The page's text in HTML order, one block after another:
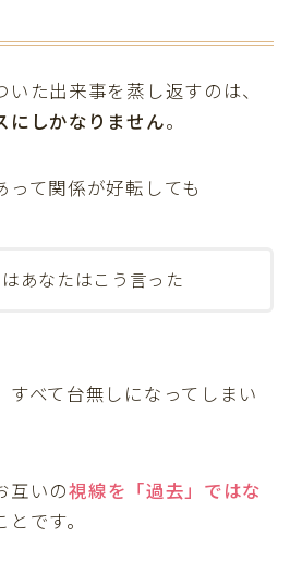
た出来事を蒸し返すのは、
にしかなりません。
て関係が好転しても
あなたはこう言った
すべて台無しになってしまい
互いの視線を「過去」ではな
とです。